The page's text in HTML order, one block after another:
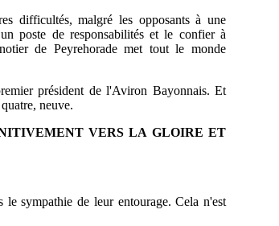
difficultés, malgré les opposants à une
poste de responsabilités et le confier à
de Peyrehorade met tout le monde
président de l'Aviron Bayonnais. Et
neuve.
VERS LA GLOIRE ET
le sympathie de leur entourage. Cela n'est